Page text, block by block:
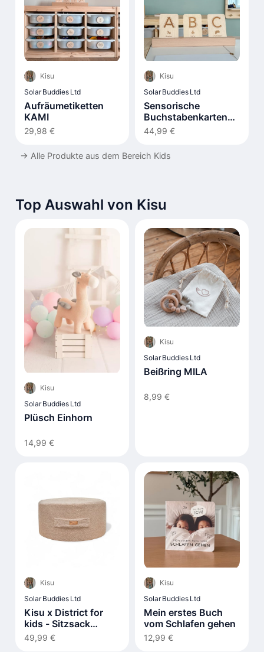
Kisu
Solar Buddies Ltd
Aufräumetiketten
KAMI
29,98 €
Kisu
Solar Buddies Ltd
Sensorische
Buchstabenkarten
LIV
44,99 €
→ Alle Produkte aus dem Bereich Kids
Top Auswahl von Kisu
Kisu
Solar Buddies Ltd
Plüsch Einhorn
14,99 €
Kisu
Solar Buddies Ltd
Beißring MILA
8,99 €
Kisu
Solar Buddies Ltd
Kisu x District for
kids - Sitzsack
boucle teddy
49,99 €
Kisu
Solar Buddies Ltd
Mein erstes Buch
vom Schlafen gehen
12,99 €